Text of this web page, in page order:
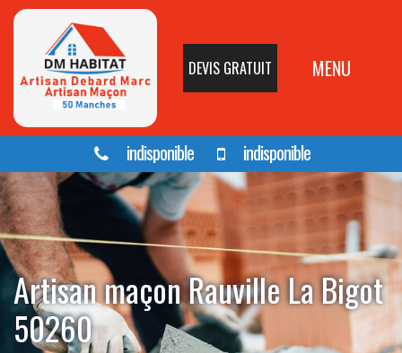
DEVIS GRATUIT MENU
indisponible indisponible
Artisan maçon Rauville La Bigot
50260